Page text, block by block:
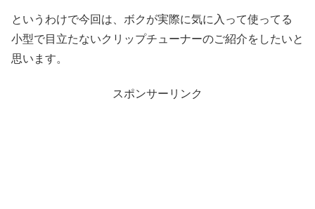
というわけで今回は、ボクが実際に気に入って使ってる
小型で目立たないクリップチューナーのご紹介をしたいと
思います。
スポンサーリンク